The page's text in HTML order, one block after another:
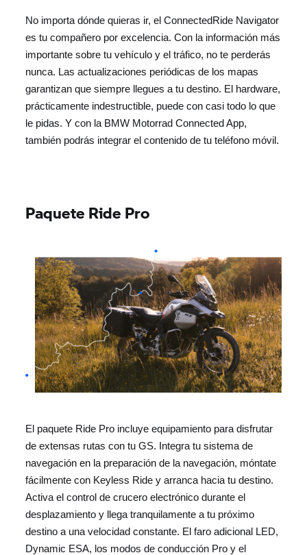
No importa dónde quieras ir, el ConnectedRide Navigator
es tu compañero por excelencia. Con la información más
importante sobre tu vehículo y el tráfico, no te perderás
nunca. Las actualizaciones periódicas de los mapas
garantizan que siempre llegues a tu destino. El hardware,
prácticamente indestructible, puede con casi todo lo que
le pidas. Y con la BMW Motorrad Connected App,
también podrás integrar el contenido de tu teléfono móvil.
Paquete Ride Pro
El paquete Ride Pro incluye equipamiento para disfrutar
de extensas rutas con tu GS. Integra tu sistema de
navegación en la preparación de la navegación, móntate
fácilmente con Keyless Ride y arranca hacia tu destino.
Activa el control de crucero electrónico durante el
desplazamiento y llega tranquilamente a tu próximo
destino a una velocidad constante. El faro adicional LED,
Dynamic ESA, los modos de conducción Pro y el